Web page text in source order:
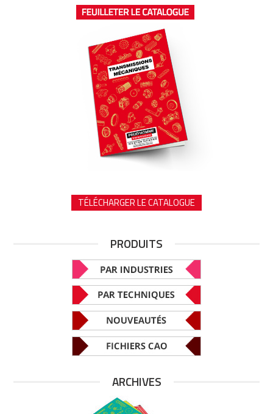
TÉLÉCHARGER LE CATALOGUE
PRODUITS
ARCHIVES